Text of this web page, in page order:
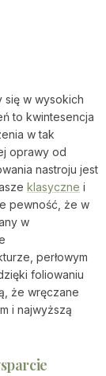
się w wysokich
to kwintesencja
w tak
oprawy od
nastroju jest
klasyczne i
pewność, że w
w
perłowym
foliowaniu
że wręczane
i najwyższą